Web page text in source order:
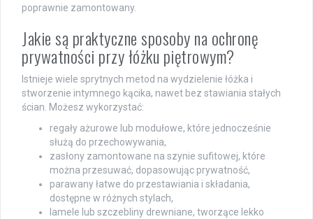
poprawnie zamontowany.
Jakie są praktyczne sposoby na ochronę
prywatności przy łóżku piętrowym?
Istnieje wiele sprytnych metod na wydzielenie łóżka i
stworzenie intymnego kącika, nawet bez stawiania stałych
ścian. Możesz wykorzystać:
regały ażurowe lub modułowe, które jednocześnie
służą do przechowywania,
zasłony zamontowane na szynie sufitowej, które
można przesuwać, dopasowując prywatność,
parawany łatwe do przestawiania i składania,
dostępne w różnych stylach,
lamele lub szczebliny drewniane, tworzące lekko